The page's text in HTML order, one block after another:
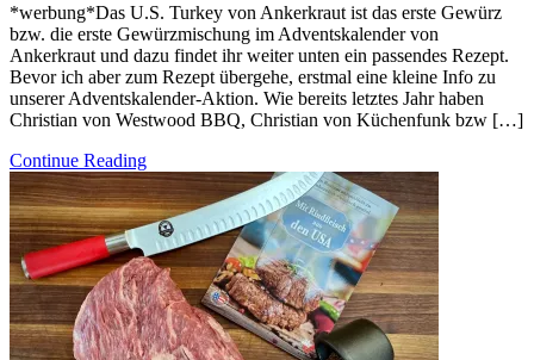
*werbung*Das U.S. Turkey von Ankerkraut ist das erste Gewürz
bzw. die erste Gewürzmischung im Adventskalender von
Ankerkraut und dazu findet ihr weiter unten ein passendes Rezept.
Bevor ich aber zum Rezept übergehe, erstmal eine kleine Info zu
unserer Adventskalender-Aktion. Wie bereits letztes Jahr haben
Christian von Westwood BBQ, Christian von Küchenfunk bzw […]
Continue Reading